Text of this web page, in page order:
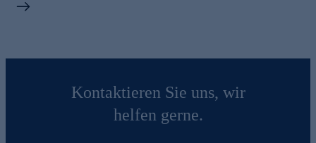
Kontaktieren Sie uns, wir
helfen gerne.